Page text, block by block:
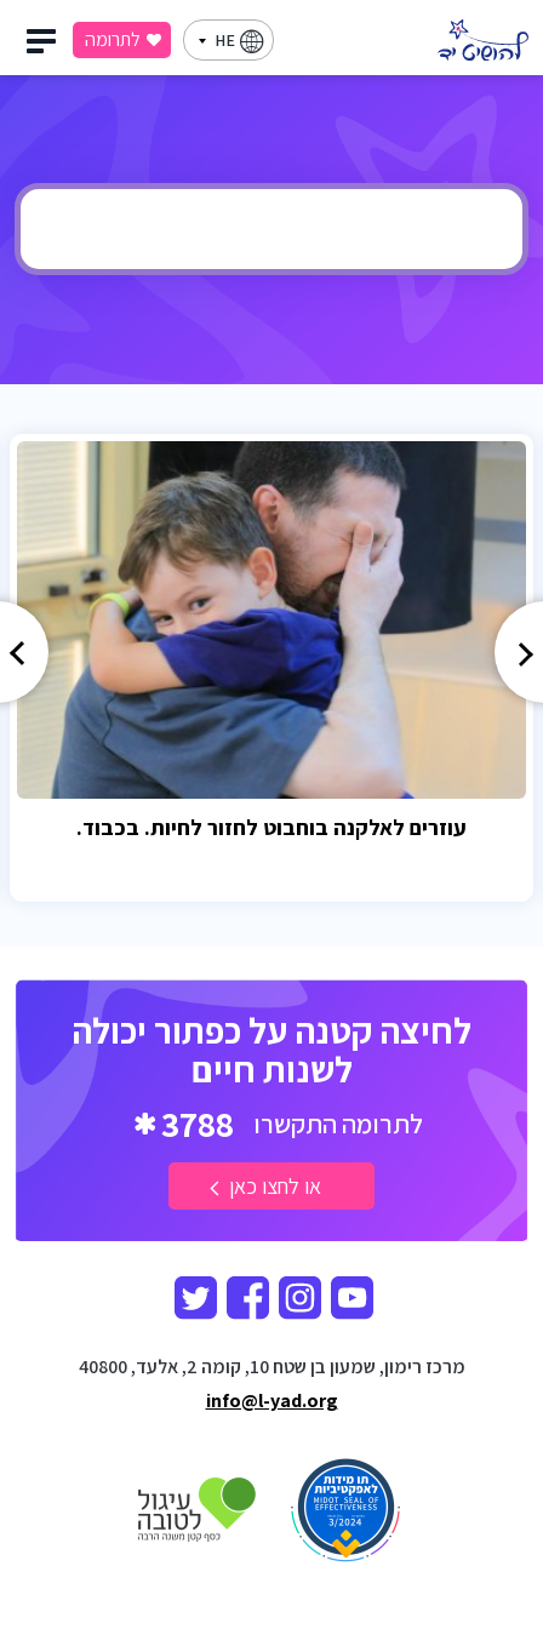
HE לתרומה
עוזרים לאלקנה בוחבוט לחזור לחיות. בכבוד.
לחיצה קטנה על כפתור יכולה
לשנות חיים
לתרומה התקשרו 3788
או לחצו כאן
מרכז רימון, שמעון בן שטח 10, קומה 2, אלעד, 40800
info@l-yad.org